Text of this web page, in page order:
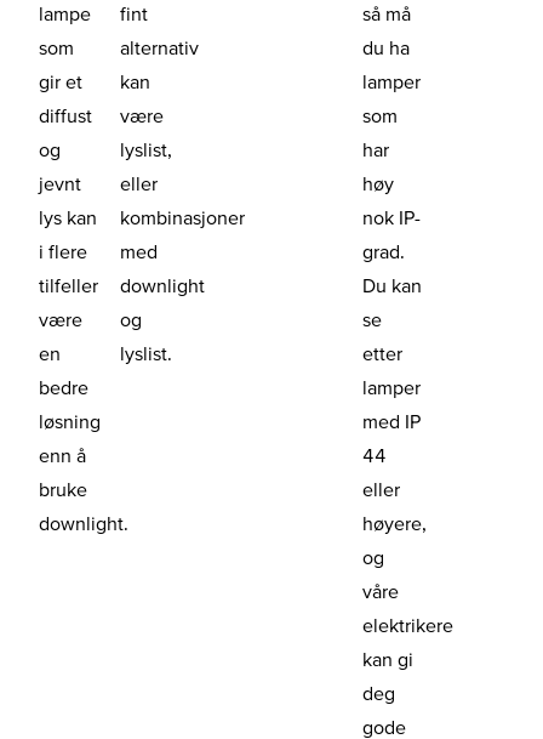
lampe
som
gir et
diffust
og
jevnt
lys kan
i flere
tilfeller
være
en
bedre
løsning
enn å
bruke
downlight.
fint
alternativ
kan
være
lyslist,
eller
kombinasjoner
med
downlight
og
lyslist.
så må
du ha
lamper
som
har
høy
nok IP-
grad.
Du kan
se
etter
lamper
med IP
44
eller
høyere,
og
våre
elektrikere
kan gi
deg
gode